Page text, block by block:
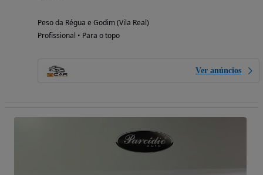
Peso da Régua e Godim (Vila Real)
Profissional • Para o topo
Ver anúncios